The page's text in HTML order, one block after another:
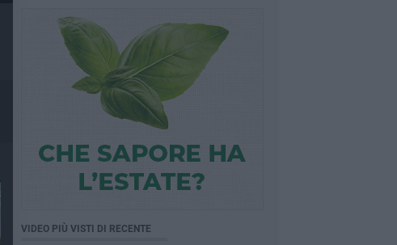
VIDEO PIÙ VISTI DI RECENTE